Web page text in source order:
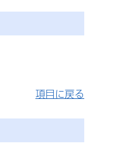
項目に戻る